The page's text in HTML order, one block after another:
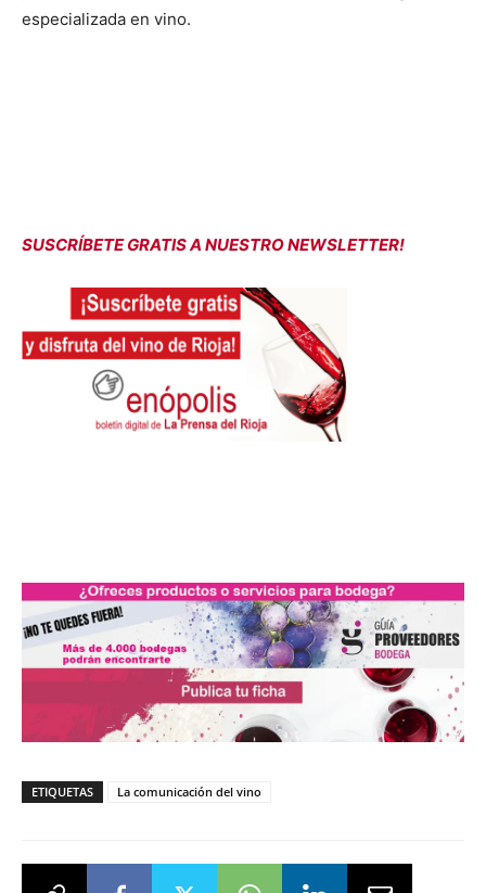
especializada en vino.
SUSCRÍBETE GRATIS A NUESTRO NEWSLETTER!
ETIQUETAS La comunicación del vino